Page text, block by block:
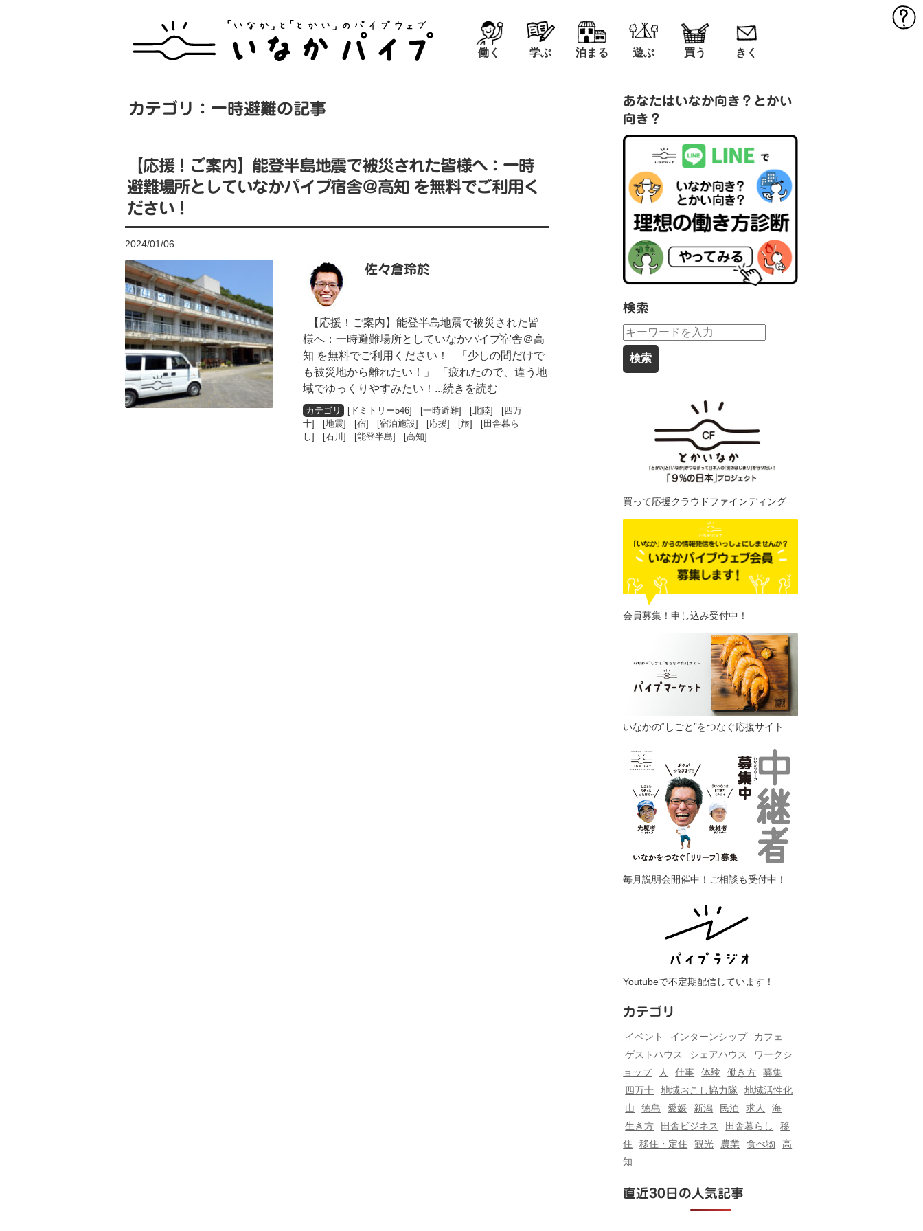
働く 学ぶ 泊まる 遊ぶ 買う きく
カテゴリ：一時避難の記事
【応援！ご案内】能登半島地震で被災された皆様へ：一時
避難場所としていなかパイプ宿舎＠高知 を無料でご利用く
ださい！
2024/01/06
佐々倉玲於
【応援！ご案内】能登半島地震で被災された皆
様へ：一時避難場所としていなかパイプ宿舎＠高
知 を無料でご利用ください！ 「少しの間だけで
も被災地から離れたい！」 「疲れたので、違う地
域でゆっくりやすみたい！ ...続きを読む
[ ドミトリー546] [一時避難] [北陸] [四万
十] [地震] [宿] [宿泊施設] [応援] [旅] [田舎暮ら
し] [石川] [能登半島] [高知]
あなたはいなか向き？とかい
向き？
検索
買って応援クラウドファインディング
会員募集！申し込み受付中！
いなかの“しごと”をつなぐ応援サイト
毎月説明会開催中！ご相談も受付中！
Youtubeで不定期配信しています！
カテゴリ
イベント インターンシップ
カフェ
ゲストハウス
シェアハウス
ワークシ
ョップ
人 仕事 体験 働き方
募集
四万十
地域おこし協力隊
地域活性化
山
徳島 愛媛 新潟 民泊 求人
海
生き方
田舎ビジネス 田舎暮らし
移
住
移住・定住 観光 農業 食べ物
高
知
直近30日の人気記事